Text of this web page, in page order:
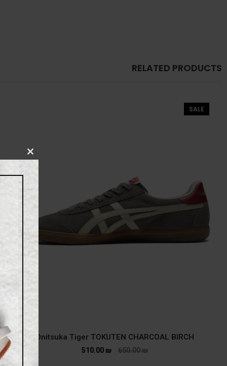
RELATED PRODUCTS
SALE
Onitsuka Tiger TOKUTEN CHARCOAL BIRCH
650.00₪
510.00 ₪
CLOSE
MODULE